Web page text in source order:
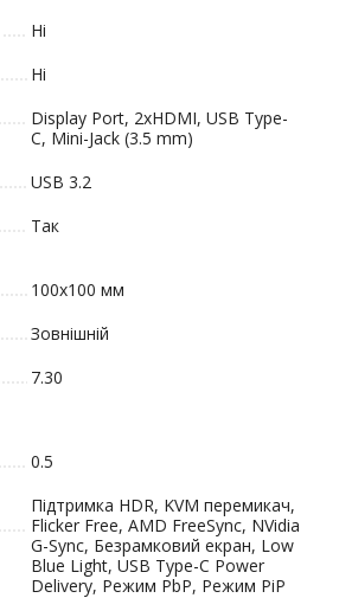
Ні
Ні
Display Port, 2xHDMI, USB Type-
C, Mini-Jack (3.5 mm)
USB 3.2
Так
100x100 мм
Зовнішній
7.30
0.5
Підтримка HDR, KVM перемикач,
Flicker Free, AMD FreeSync, NVidia
G-Sync, Безрамковий екран, Low
Blue Light, USB Type-C Power
Delivery, Режим PbP, Режим PiP